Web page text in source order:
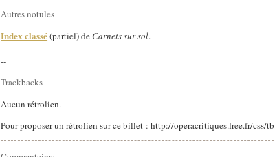
Autres notules
Index classé(partiel) de Carnets sur sol.
--
Trackbacks
Aucun rétrolien.
Pour proposer un rétrolien sur ce billet : http://operacritiques.free.fr/css/